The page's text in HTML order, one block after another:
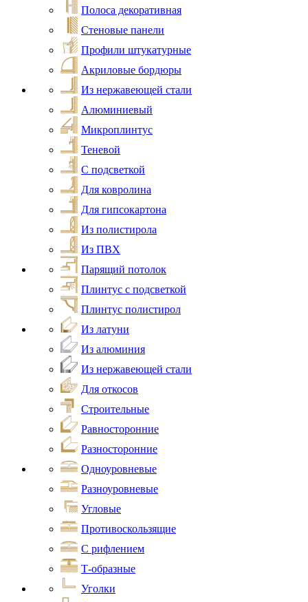
Полоса декоративная
Стеновые панели
Профили штукатурные
Акриловые бордюры
Из нержавеющей стали
Алюминиевый
Микроплинтус
Теневой
С подсветкой
Для ковролина
Для гипсокартона
Из полистирола
Из ПВХ
Парящий потолок
Плинтус с подсветкой
Плинтус полистирол
Из латуни
Из алюминия
Из нержавеющей стали
Для откосов
Строительные
Равносторонние
Разносторонние
Одноуровневые
Разноуровневые
Угловые
Противоскользящие
С рифлением
Т-образные
Уголки